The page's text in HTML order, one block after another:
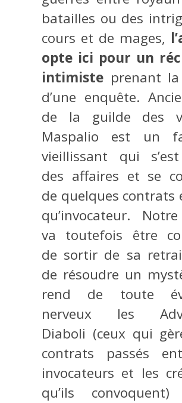
batailles ou des
cours et de mages,
opte ici pour un
intimiste prenant
d’une enquête.
de la guilde des
Maspalio est un
vieillissant qui
des affaires et se
de quelques contrats
qu’invocateur.
va toutefois être
de sortir de sa
de résoudre un
rend de toute
nerveux les
Diaboli (ceux qui
contrats passés
invocateurs et les
qu’ils